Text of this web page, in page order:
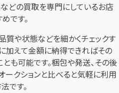
などの買取を専門にしているお店
です。
や状態などを細かくチェックす
加えて金額に納得できればその
も可能です。梱包や発送、その後
クションと比べると気軽に利用
です。